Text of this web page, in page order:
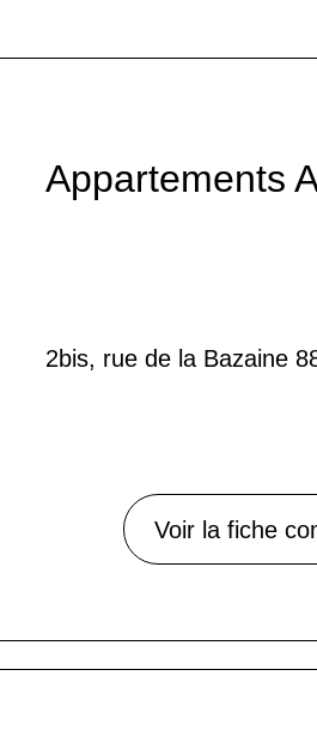
Appartements
2bis, rue de la Bazaine
Voir la fiche